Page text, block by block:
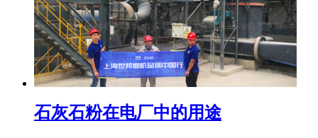
石灰石粉在电厂中的用途